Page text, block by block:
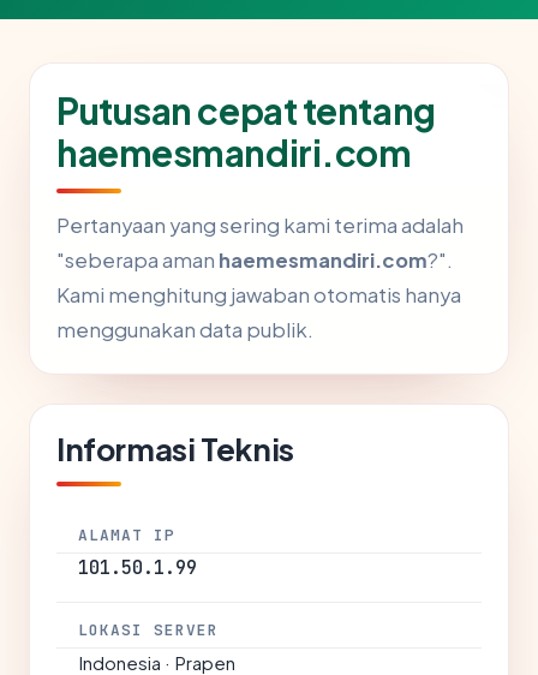
Putusan cepat tentang
haemesmandiri.com
Pertanyaan yang sering kami terima adalah
"seberapa aman haemesmandiri.com?".
Kami menghitung jawaban otomatis hanya
menggunakan data publik.
Informasi Teknis
ALAMAT IP
101.50.1.99
LOKASI SERVER
Indonesia · Prapen